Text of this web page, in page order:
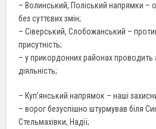
– Волинський, Поліський напрямки –
без суттєвих змін;
– Сіверський, Слобожанський –
присутність;
– у прикордонних районах проводить
діяльність;
– Куп’янський напрямок – наші
– ворог безуспішно штурмував біля
Стельмахівки, Надії;